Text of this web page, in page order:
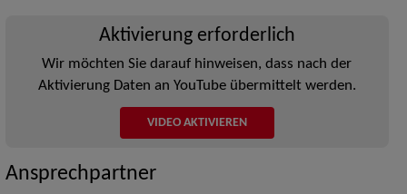
Aktivierung erforderlich
Wir möchten Sie darauf hinweisen, dass nach der
Aktivierung Daten an YouTube übermittelt werden.
VIDEO AKTIVIEREN
Ansprechpartner